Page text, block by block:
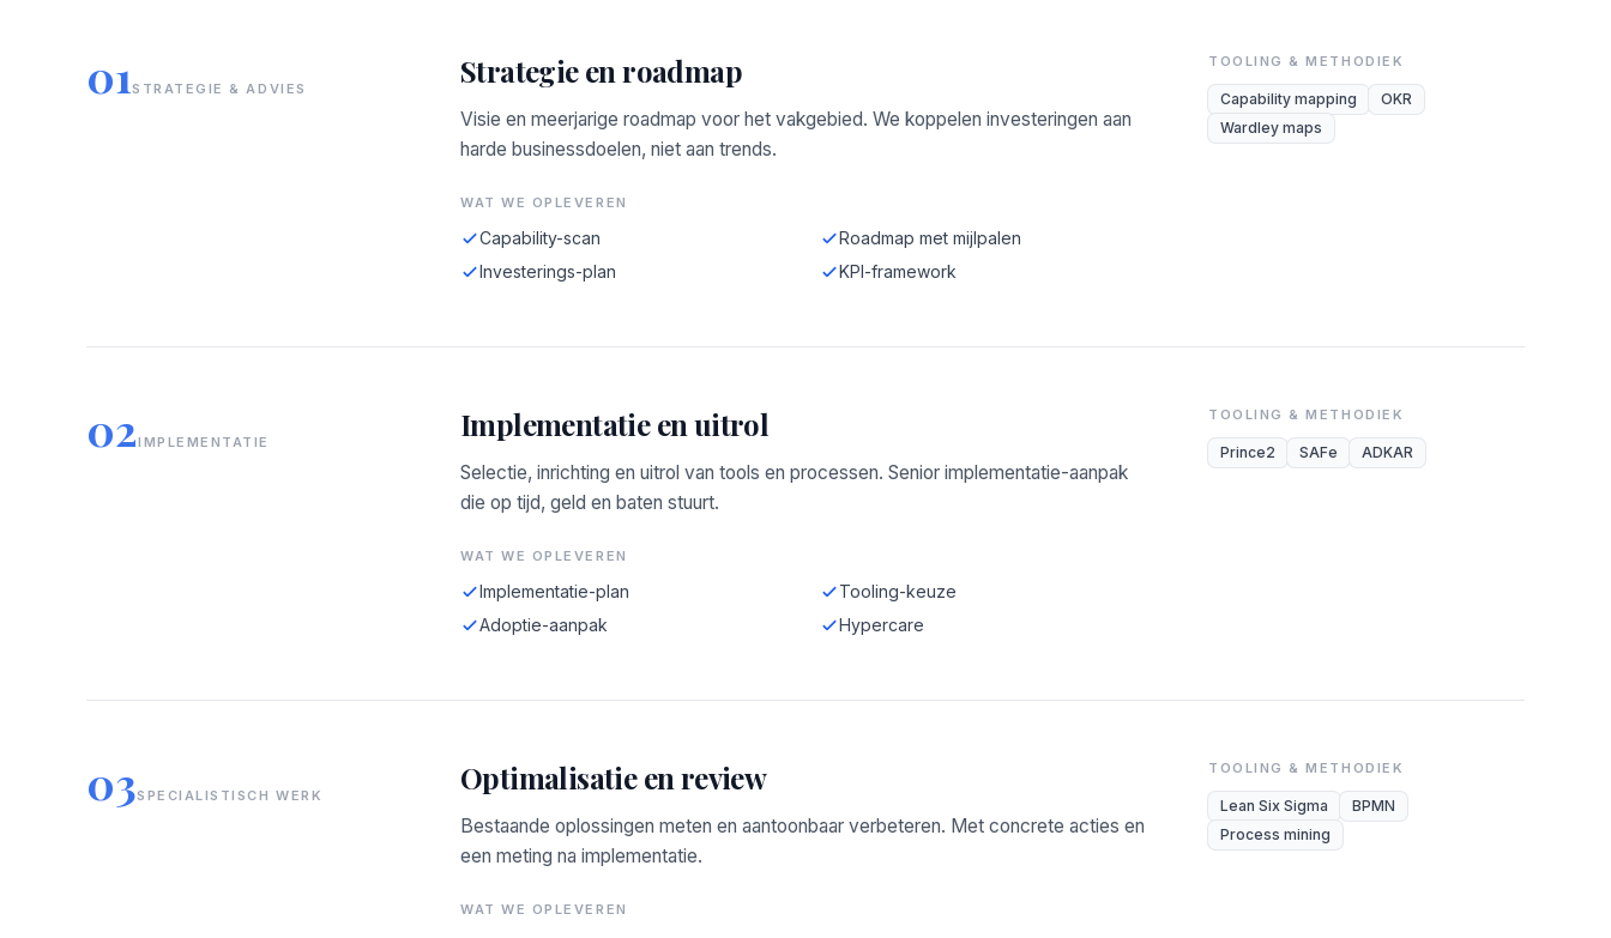
01 STRATEGIE & ADVIES Strategie en roadmap
Visie en meerjarige roadmap voor het vakgebied. We koppelen investeringen aan
harde businessdoelen, niet aan trends.
WAT WE OPLEVEREN
Capability-scan
Roadmap met mijlpalen
Investerings-plan
KPI-framework
TOOLING & METHODIEK
Capability mapping
OKR
Wardley maps
02IMPLEMENTATIE Implementatie en uitrol
Selectie, inrichting en uitrol van tools en processen. Senior implementatie-aanpak
die op tijd, geld en baten stuurt.
WAT WE OPLEVEREN
Implementatie-plan
Tooling-keuze
Adoptie-aanpak
Hypercare
TOOLING & METHODIEK
Prince2 SAFe ADKAR
03SPECIALISTISCH WERK Optimalisatie en review
Bestaande oplossingen meten en aantoonbaar verbeteren. Met concrete acties en
een meting na implementatie.
WAT WE OPLEVEREN
TOOLING & METHODIEK
Lean Six Sigma
BPMN
Process mining